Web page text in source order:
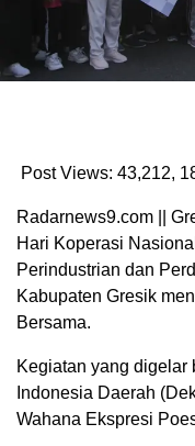
Post Views: 43,212,
Radarnews9.com ||
Hari Koperasi
Perindustrian dan
Kabupaten Gresik
Bersama.
Kegiatan yang digelar
Indonesia Daerah
Wahana Ekspresi